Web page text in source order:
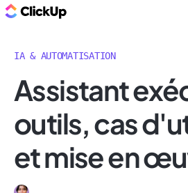
IA & AUTOMATISATION
Assistant
outils, cas
et mise en